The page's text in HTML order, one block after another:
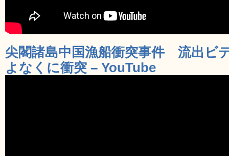
尖閣諸島中国漁船衝突事件 流出
よなくに衝突 – YouTube